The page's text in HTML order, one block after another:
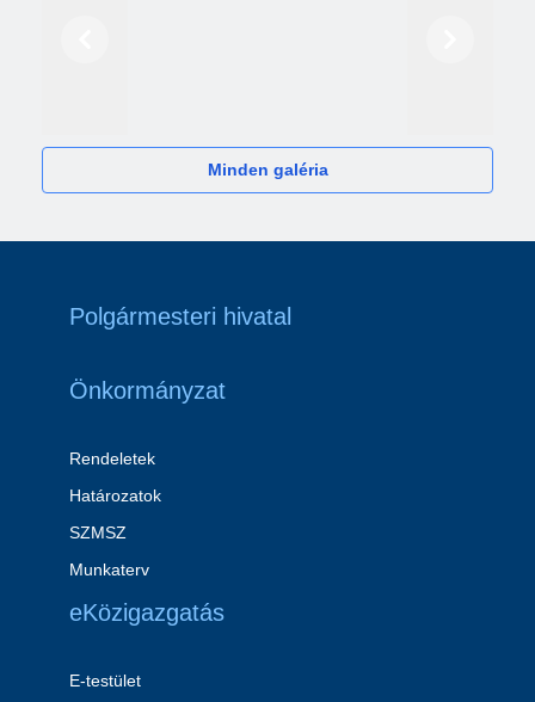
Minden galéria
Polgármesteri hivatal
Önkormányzat
Rendeletek
Határozatok
SZMSZ
Munkaterv
eKözigazgatás
E-testület